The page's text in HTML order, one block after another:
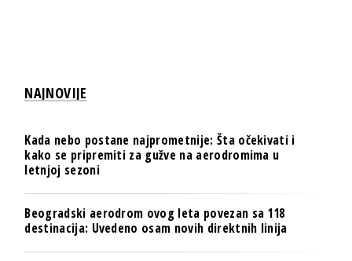
NAJNOVIJE
Kada nebo postane najprometnije: Šta očekivati i
kako se pripremiti za gužve na aerodromima u
letnjoj sezoni
Beogradski aerodrom ovog leta povezan sa 118
destinacija: Uvedeno osam novih direktnih linija